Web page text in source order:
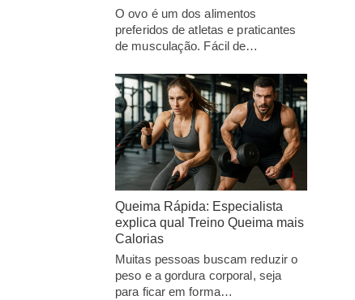
O ovo é um dos alimentos
preferidos de atletas e praticantes
de musculação. Fácil de…
Queima Rápida: Especialista
explica qual Treino Queima mais
Calorias
Muitas pessoas buscam reduzir o
peso e a gordura corporal, seja
para ficar em forma…